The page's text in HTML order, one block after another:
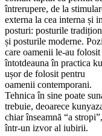
întrerupere, de la
externa la cea interna și
posturi: posturile
și posturile moderne.
care oamenii le-au folosit
întotdeauna în practica
ușor de folosit pentru
oamenii contemporani.
Tehnica în sine poate
trebuie, deoarece
chiar înseamnă “a
într-un izvor al iubirii.